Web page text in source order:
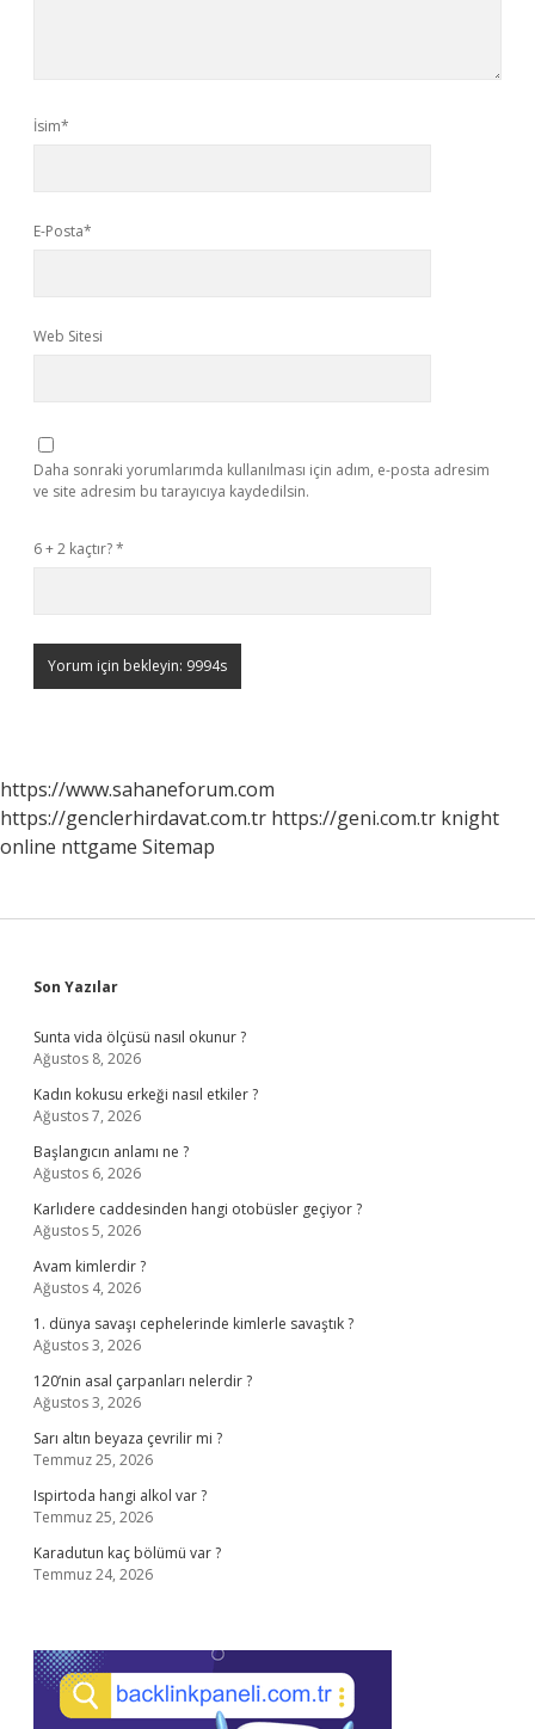
İsim*
E-Posta*
Web Sitesi
Daha sonraki yorumlarımda kullanılması için adım, e-posta adresim
ve site adresim bu tarayıcıya kaydedilsin.
6 + 2 kaçtır?*
https://www.sahaneforum.com
https://genclerhirdavat.com.tr https://geni.com.tr knight
online nttgame Sitemap
Sidebar
Son Yazılar
Sunta vida ölçüsü nasıl okunur ?
Ağustos 8, 2026
Kadın kokusu erkeği nasıl etkiler ?
Ağustos 7, 2026
Başlangıcın anlamı ne ?
Ağustos 6, 2026
Karlıdere caddesinden hangi otobüsler geçiyor ?
Ağustos 5, 2026
Avam kimlerdir ?
Ağustos 4, 2026
1. dünya savaşı cephelerinde kimlerle savaştık ?
Ağustos 3, 2026
120’nin asal çarpanları nelerdir ?
Ağustos 3, 2026
Sarı altın beyaza çevrilir mi ?
Temmuz 25, 2026
Ispirtoda hangi alkol var ?
Temmuz 25, 2026
Karadutun kaç bölümü var ?
Temmuz 24, 2026